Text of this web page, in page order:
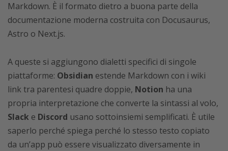
Markdown. È il formato dietro a buona parte della
documentazione moderna costruita con Docusaurus,
Astro o Next.js.
A queste si aggiungono dialetti specifici di singole
piattaforme: Obsidian estende Markdown con i wiki
link tra parentesi quadre doppie, Notion ha una
propria interpretazione che converte la sintassi al volo,
Slack e Discord usano sottoinsiemi semplificati. È utile
saperlo perché spiega perché lo stesso testo copiato
da un’app può essere visualizzato diversamente in